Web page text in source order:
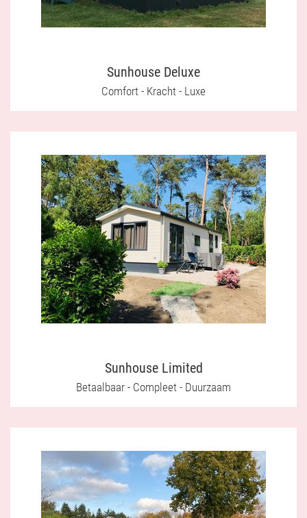
Sunhouse Deluxe
Comfort - Kracht - Luxe
Sunhouse Limited
Betaalbaar - Compleet - Duurzaam